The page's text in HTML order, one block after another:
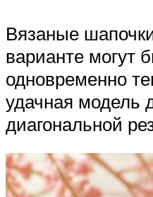
Вязаные
варианте могут
одновременно
удачная модель
диагональной